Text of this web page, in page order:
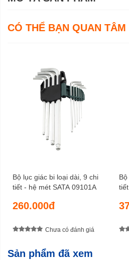
CÓ THỂ BẠN QUAN TÂM
Bộ lục giác bi loại dài, 9 chi
tiết - hệ mét SATA 09101A
260.000đ
Chưa có đánh giá
Sản phẩm đã xem